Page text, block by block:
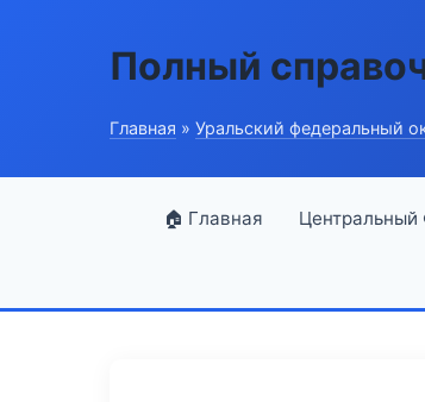
Полный
Главная » Уральский федеральный
🏠 Главная